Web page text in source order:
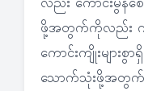
ဖို့အတွက်ကိုလည်း ကူညီ
ကောင်းကျိုးများ
သောက်သုံးဖို့အတွက်